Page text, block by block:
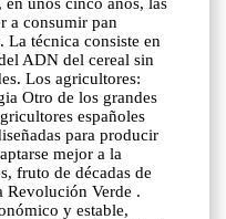
a consumir pan
La técnica consiste en
ADN del cereal sin
Los agricultores:
Otro de los grandes
españoles
para producir
mejor a la
fruto de décadas de
Revolución Verde .
y estable,